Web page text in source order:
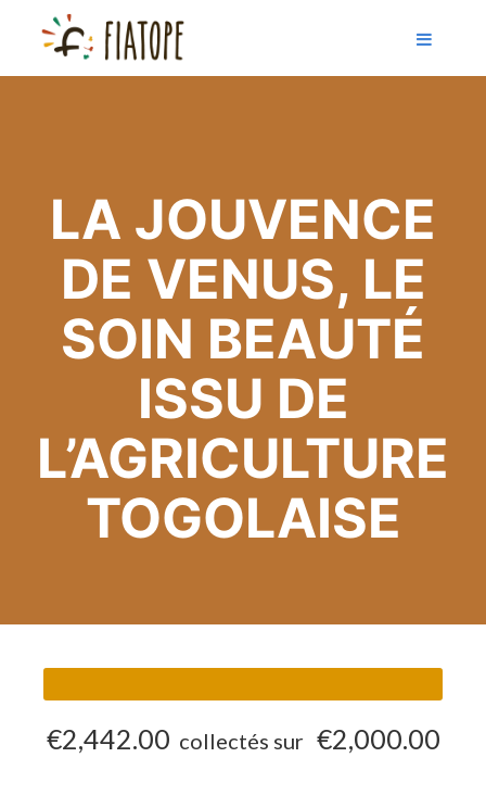
LA JOUVENCE
DE VENUS, LE
SOIN BEAUTÉ
ISSU DE
L’AGRICULTURE
TOGOLAISE
€2,442.00 collectés sur €2,000.00